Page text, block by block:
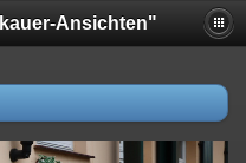
Ansichten"